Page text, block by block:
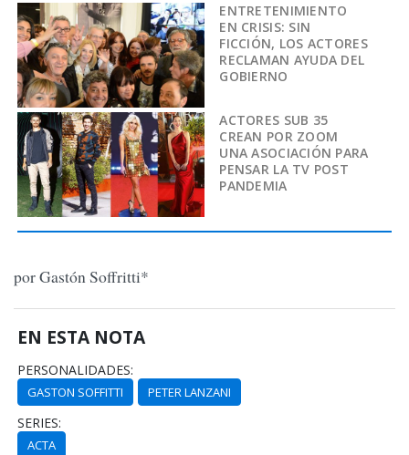
ENTRETENIMIENTO
EN CRISIS: SIN
FICCIÓN, LOS ACTORES
RECLAMAN AYUDA DEL
GOBIERNO
ACTORES SUB 35
CREAN POR ZOOM
UNA ASOCIACIÓN PARA
PENSAR LA TV POST
PANDEMIA
por Gastón Soffritti*
EN ESTA NOTA
PERSONALIDADES:
GASTON SOFFITTI PETER LANZANI
SERIES:
ACTA